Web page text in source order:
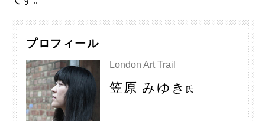
プロフィール
London Art Trail
笠原 みゆき 氏